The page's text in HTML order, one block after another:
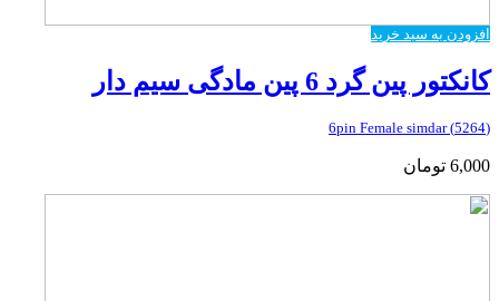
افزودن به سبد خرید
کانکتور پین گرد 6 پین مادگی سیم دار
(5264) 6pin Female simdar
6,000 تومان